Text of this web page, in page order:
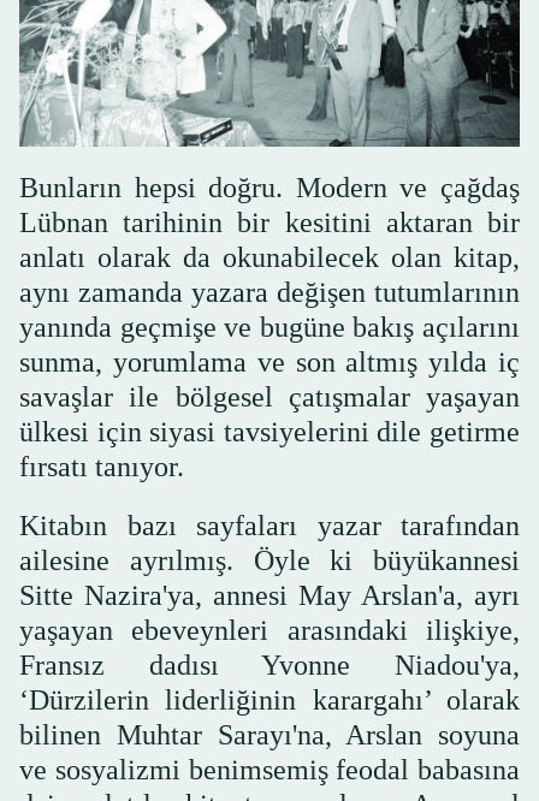
Bunların hepsi doğru. Modern ve çağdaş
Lübnan tarihinin bir kesitini aktaran bir
anlatı olarak da okunabilecek olan kitap,
aynı zamanda yazara değişen tutumlarının
yanında geçmişe ve bugüne bakış açılarını
sunma, yorumlama ve son altmış yılda iç
savaşlar ile bölgesel çatışmalar yaşayan
ülkesi için siyasi tavsiyelerini dile getirme
fırsatı tanıyor.
Kitabın bazı sayfaları yazar tarafından
ailesine ayrılmış. Öyle ki büyükannesi
Sitte Nazira'ya, annesi May Arslan'a, ayrı
yaşayan ebeveynleri arasındaki ilişkiye,
Fransız dadısı Yvonne Niadou'ya,
‘Dürzilerin liderliğinin karargahı’ olarak
bilinen Muhtar Sarayı'na, Arslan soyuna
ve sosyalizmi benimsemiş feodal babasına